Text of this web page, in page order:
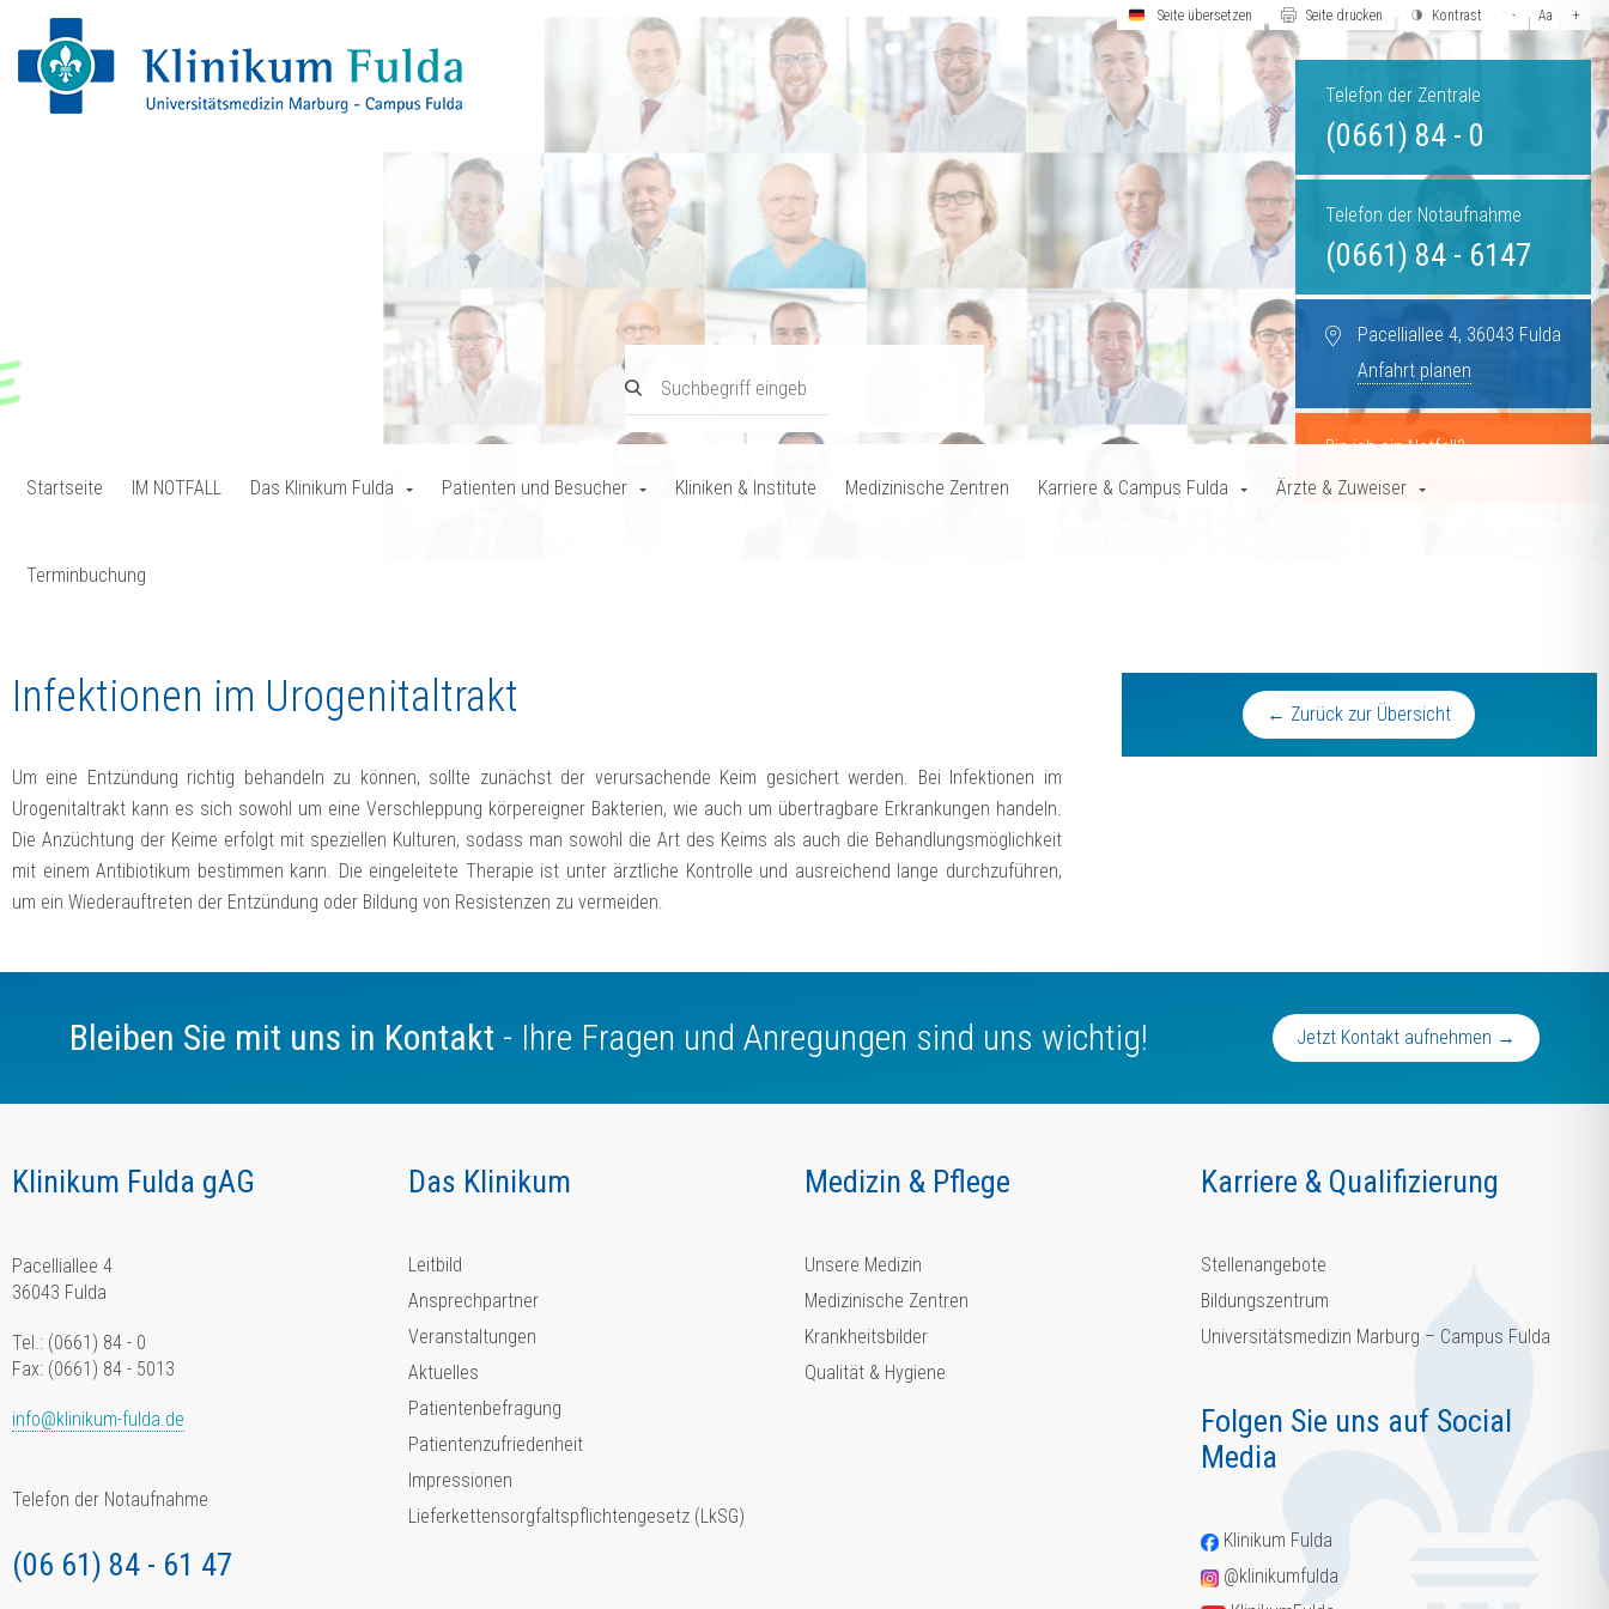
Seite übersetzen Seite drucken Kontrast - Aa +
Telefon der Zentrale
(0661) 84 - 0
Telefon der Notaufnahme
(0661) 84 - 6147
Pacelliallee 4, 36043 Fulda
Anfahrt planen
Bin ich ein Notfall?
Startseite
IM NOTFALL Das Klinikum Fulda Patienten und Besucher Kliniken & Institute Medizinische Zentren Karriere & Campus Fulda Ärzte & Zuweiser
Terminbuchung
← Zurück zur Übersicht
Infektionen im Urogenitaltrakt
Um eine Entzündung richtig behandeln zu können, sollte zunächst der verursachende Keim gesichert werden. Bei Infektionen im
Urogenitaltrakt kann es sich sowohl um eine Verschleppung körpereigner Bakterien, wie auch um übertragbare Erkrankungen handeln.
Die Anzüchtung der Keime erfolgt mit speziellen Kulturen, sodass man sowohl die Art des Keims als auch die Behandlungsmöglichkeit
mit einem Antibiotikum bestimmen kann. Die eingeleitete Therapie ist unter ärztliche Kontrolle und ausreichend lange durchzuführen,
um ein Wiederauftreten der Entzündung oder Bildung von Resistenzen zu vermeiden.
Bleiben Sie mit uns in Kontakt - Ihre Fragen und Anregungen sind uns wichtig! Jetzt Kontakt aufnehmen →
Klinikum Fulda gAG
Pacelliallee 4
36043 Fulda
Tel.: (0661) 84 - 0
Fax: (0661) 84 - 5013
info@klinikum-fulda.de
Telefon der Notaufnahme
(06 61) 84 - 61 47
Das Klinikum
Leitbild
Ansprechpartner
Veranstaltungen
Aktuelles
Patientenbefragung
Patientenzufriedenheit
Impressionen
Lieferkettensorgfaltspflichtengesetz (LkSG)
Medizin & Pflege
Unsere Medizin
Medizinische Zentren
Krankheitsbilder
Qualität & Hygiene
Karriere & Qualifizierung
Stellenangebote
Bildungszentrum
Universitätsmedizin Marburg – Campus Fulda
Folgen Sie uns auf Social
Media
Klinikum Fulda
@klinikumfulda